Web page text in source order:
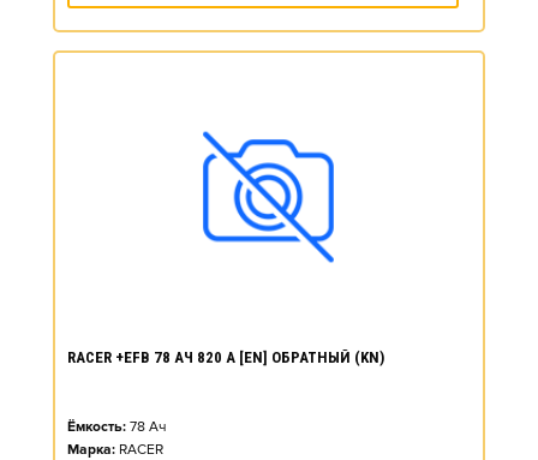
RACER +EFB 78 АЧ 820 А [EN] ОБРАТНЫЙ (KN)
Ёмкость: 78 Ач
Марка: RACER